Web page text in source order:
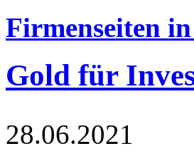
Firmenseiten
Gold für
28.06.2021